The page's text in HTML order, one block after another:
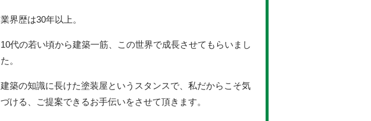
業界歴は30年以上。
10代の若い頃から建築一筋、この世界で成長させてもらいまし
た。
建築の知識に長けた塗装屋というスタンスで、私だからこそ気
づける、ご提案できるお手伝いをさせて頂きます。